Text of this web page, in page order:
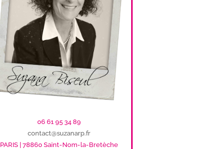
06 61 95 34 89
contact@suzanarp.fr
PARIS | 78860 Saint-Nom-la-Bretèche